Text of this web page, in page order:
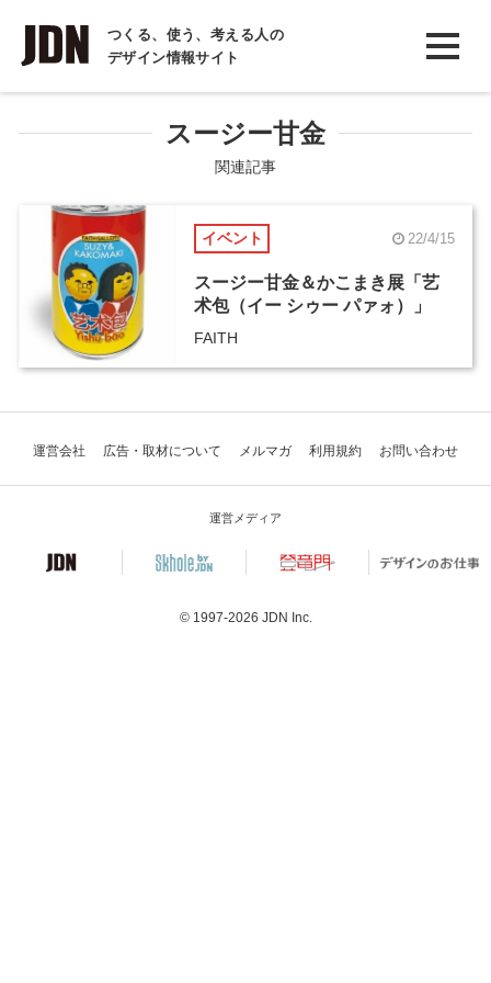
つくる、使う、考える人の
デザイン情報サイト
INTERVIEW
インタビュー
COLUMN
コラム
スージー甘金
関連記事
イベント 22/4/15
スージー甘金＆かこまき展「艺
术包（イー シゥー パァォ）」
FAITH
運営会社 広告・取材について メルマガ 利用規約 お問い合わせ
運営メディア
© 1997-2026 JDN Inc.